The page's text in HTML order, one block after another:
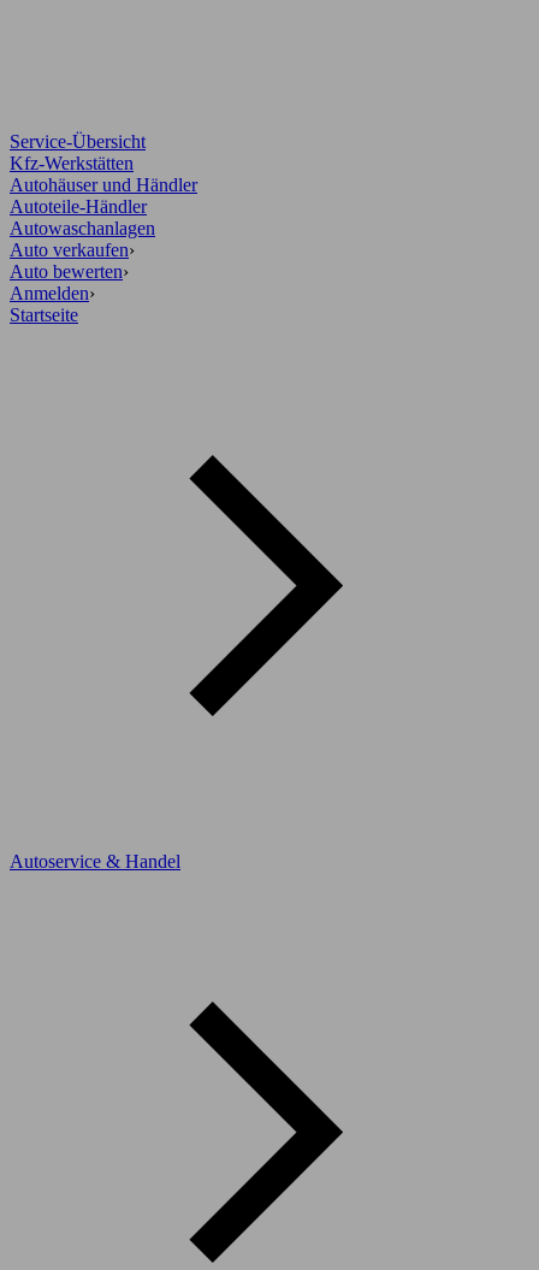
Service-Übersicht
Kfz-Werkstätten
Autohäuser und Händler
Autoteile-Händler
Autowaschanlagen
Auto verkaufen›
Auto bewerten›
Anmelden›
Startseite
Autoservice & Handel